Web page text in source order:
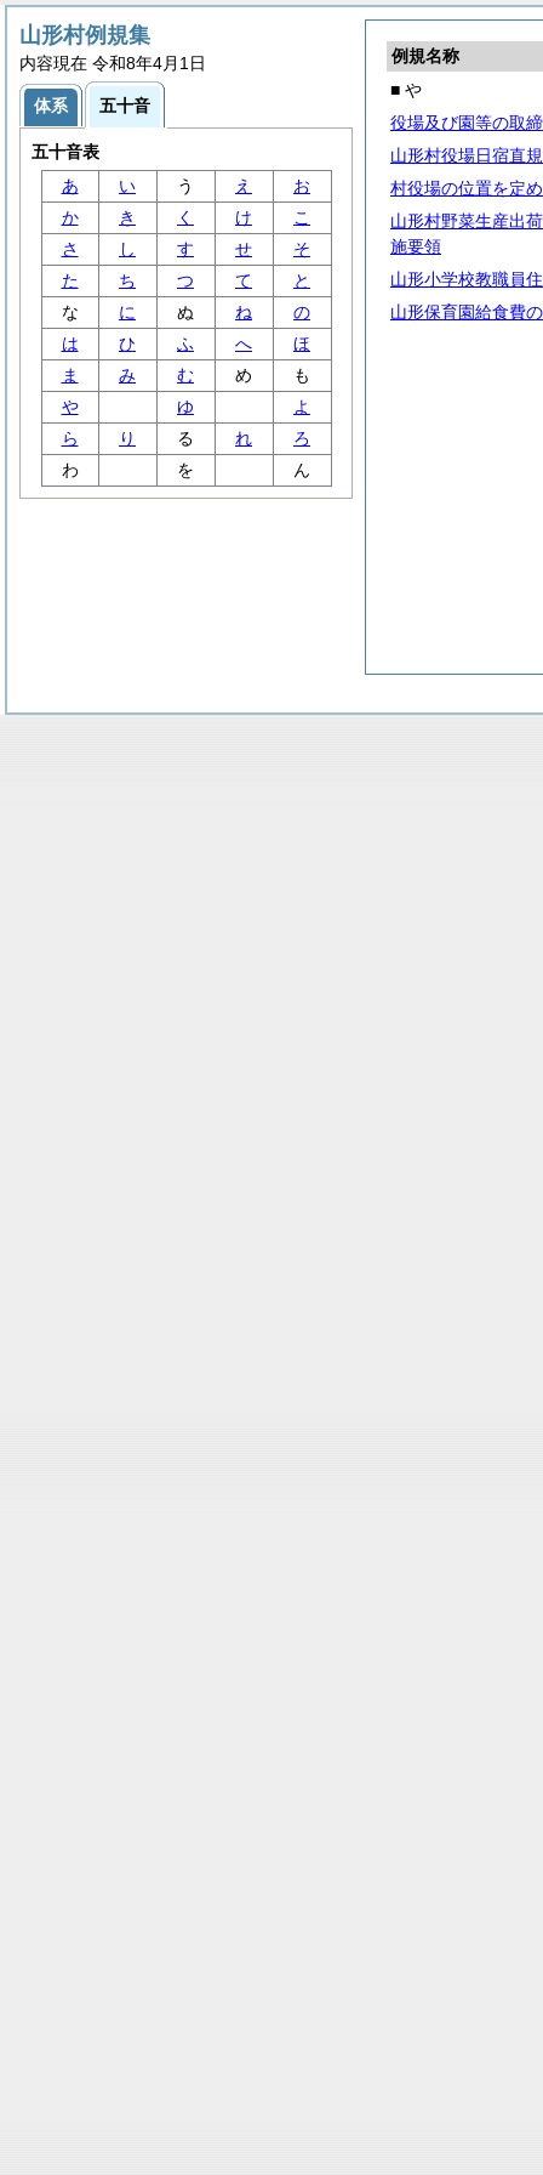
例規名称
■ や
役場及び園等の取
山形村役場日宿直
村役場の位置を定
山形村野菜生産出
施要領
山形小学校教職員
山形保育園給食費
山形村例規集
内容現在 令和8年4月1日
体系 五十音
五十音表
あ
い う え
お
か
き く け
こ
さ
し す せ
そ
た
ち つ て
と
な
に ぬ ね
の
は
ひ ふ へ
ほ
ま
み む め
も
や
ゆ
よ
ら
り る れ
ろ
わ
を ん